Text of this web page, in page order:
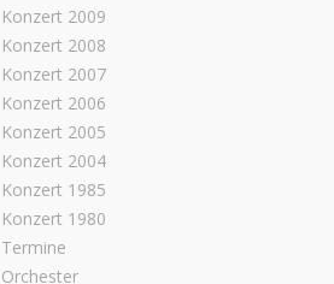
Konzert 2009
Konzert 2008
Konzert 2007
Konzert 2006
Konzert 2005
Konzert 2004
Konzert 1985
Konzert 1980
Termine
Orchester